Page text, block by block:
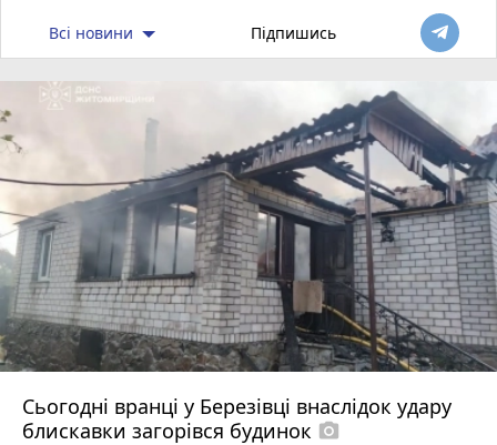
Всі новини Підпишись
Сьогодні вранці у Березівці внаслідок удару
блискавки загорівся будинок photo_camera